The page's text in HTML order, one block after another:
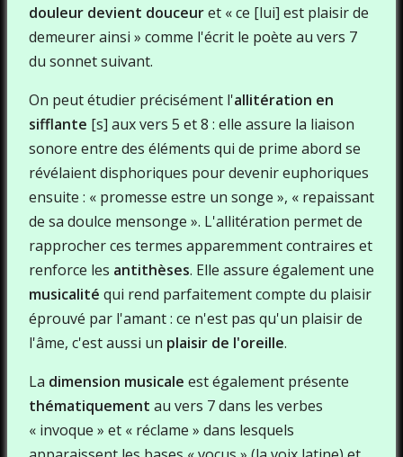
douleur devient douceuret « ce [lui] est plaisir de
demeurer ainsi » comme l'écrit le poète au vers 7
du sonnet suivant.
On peut étudier précisément l'allitération en
sifflante [s] aux vers 5 et 8 : elle assure la liaison
sonore entre des éléments qui de prime abord se
révélaient disphoriques pour devenir euphoriques
ensuite : « promesse estre un songe », « repaissant
de sa doulce mensonge ». L'allitération permet de
rapprocher ces termes apparemment contraires et
renforce les antithèses. Elle assure également une
musicalité qui rend parfaitement compte du plaisir
éprouvé par l'amant : ce n'est pas qu'un plaisir de
l'âme, c'est aussi un plaisir de l'oreille.
La dimension musicale est également présente
thématiquement au vers 7 dans les verbes
« invoque » et « réclame » dans lesquels